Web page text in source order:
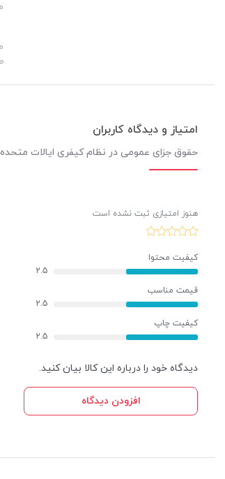
امتیاز و دیدگاه کاربران
حقوق جزای عمومی در نظام کیفری ایالات متحده
هنوز امتیازی ثبت نشده است
کیفیت محتوا
2.5
قیمت مناسب
2.5
کیفیت چاپ
2.5
دیدگاه خود را درباره این کالا بیان کنید.
افزودن دیدگاه